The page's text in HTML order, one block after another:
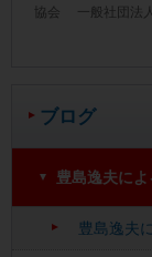
ブログ
豊島逸夫に
豊島逸夫
協会 一般社団法